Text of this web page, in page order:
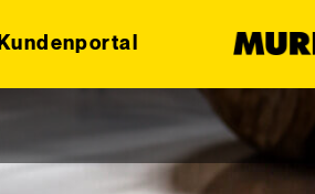
Kundenportal